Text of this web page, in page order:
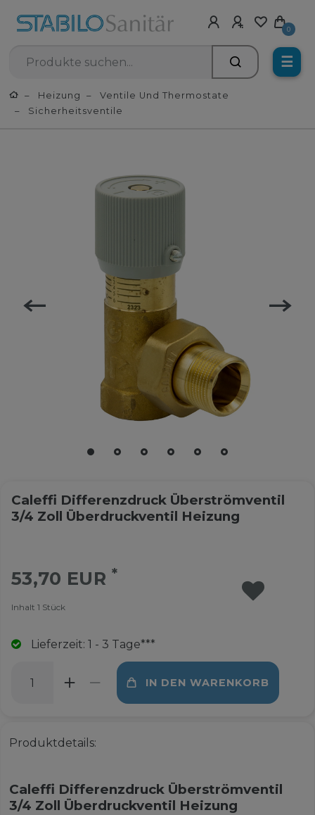
0
☰
Heizung
Ventile Und Thermostate
Sicherheitsventile
Caleffi Differenzdruck Überströmventil
3/4 Zoll Überdruckventil Heizung
53,70 EUR *
Inhalt 1 Stück
Lieferzeit: 1 - 3 Tage***
IN DEN WARENKORB
Produktdetails:
Caleffi Differenzdruck Überströmventil
3/4 Zoll Überdruckventil Heizung